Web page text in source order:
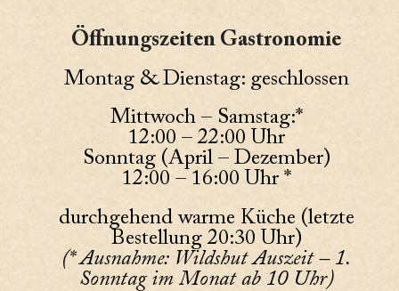
Öffnungszeiten Gastronomie
Montag & Dienstag: geschlossen
Mittwoch – Samstag:*
12:00 – 22:00 Uhr
Sonntag (April – Dezember)
12:00 – 16:00 Uhr *
durchgehend warme Küche (letzte
Bestellung 20:30 Uhr)
(* Ausnahme: Wildshut Auszeit – 1.
Sonntag im Monat ab 10 Uhr)